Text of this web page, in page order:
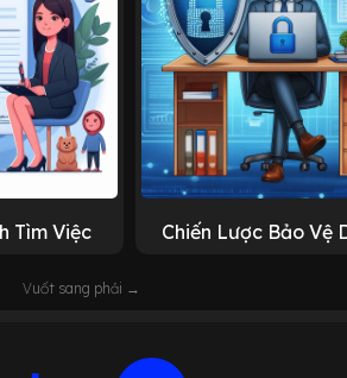
Tìm Việc Chiến Lược Bảo Vệ
Vuốt sang phải →